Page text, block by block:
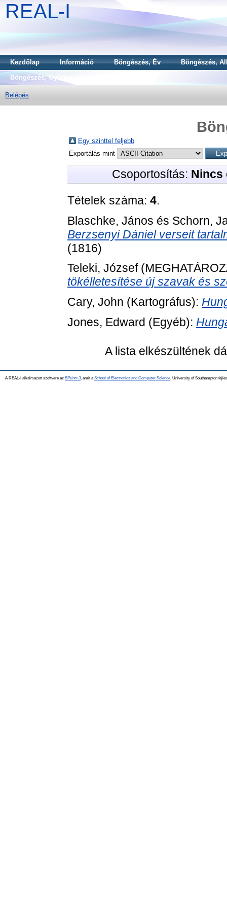
REAL-I
Kezdőlap Információ Böngészés, Év
Böngészés,
Böngészés, Gyűjtemény
Belépés
Egy szinttel feljebb
Exportálás mint
Csoportosítás: Nincs
Tételek száma: 4.
Blaschke, János és Schorn,
Berzsenyi Dániel verseit
(1816)
Teleki, József
tökélletesítése új szavak és
Cary, John (Kartográfus):
Jones, Edward (Egyéb):
A lista elkészültének
A REAL-I alkalmazott szoftvere az EPrints 3, amit a School of Electronics and Computer Science , University of Southampton